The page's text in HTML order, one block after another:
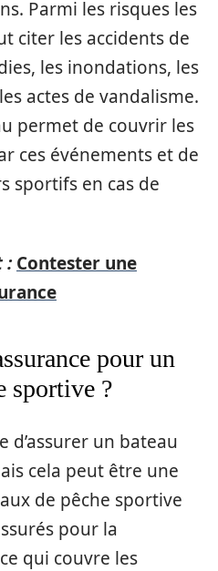
Parmi les risques les
citer les accidents de
les inondations, les
actes de vandalisme.
permet de couvrir les
ces événements et de
sportifs en cas de
: Contester une
pour un
sportive ?
d’assurer un bateau
cela peut être une
de pêche sportive
pour la
qui couvre les